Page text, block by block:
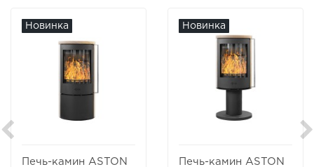
Новинка
Печь-камин ASTON
Новинка
Печь-камин ASTON